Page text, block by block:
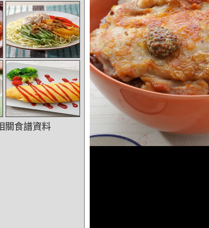
關食譜資料